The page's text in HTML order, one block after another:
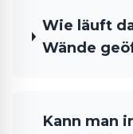
Wie läuft
Wände
Kann man